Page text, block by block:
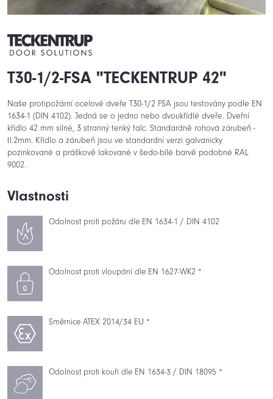
T30-1/2-FSA "TECKENTRUP 42"
Naše protipožární ocelové dveře T30-1/2 FSA jsou testovány podle EN
1634-1 (DIN 4102). Jedná se o jedno nebo dvoukřídlé dveře. Dveřní
křídlo 42 mm silné, 3 stranný tenký falc. Standardně rohová zárubeň -
tl.2mm. Křídlo a zárubeň jsou ve standardní verzi galvanicky
pozinkované a práškově lakované v šedo-bílé barvě podobné RAL
9002.
Vlastnosti
Odolnost proti požáru dle EN 1634-1 / DIN 4102
Odolnost proti vloupání dle EN 1627-WK2 *
Směrnice ATEX 2014/34 EU *
Odolnost proti kouři dle EN 1634-3 / DIN 18095 *